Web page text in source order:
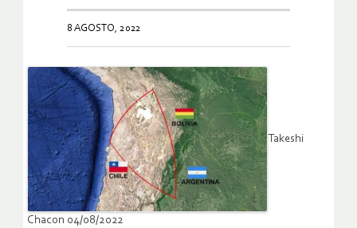
8 AGOSTO, 2022
Takeshi
Chacon 04/08/2022